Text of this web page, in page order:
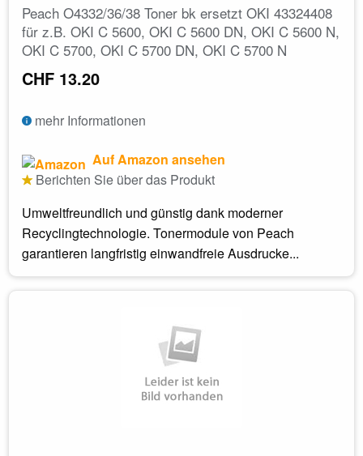
Peach O4332/36/38 Toner bk ersetzt OKI 43324408
für z.B. OKI C 5600, OKI C 5600 DN, OKI C 5600 N,
OKI C 5700, OKI C 5700 DN, OKI C 5700 N
CHF 13.20
mehr Informationen
Auf Amazon ansehen
Berichten Sie über das Produkt
Umweltfreundlich und günstig dank moderner
Recyclingtechnologie. Tonermodule von Peach
garantieren langfristig einwandfreie Ausdrucke...